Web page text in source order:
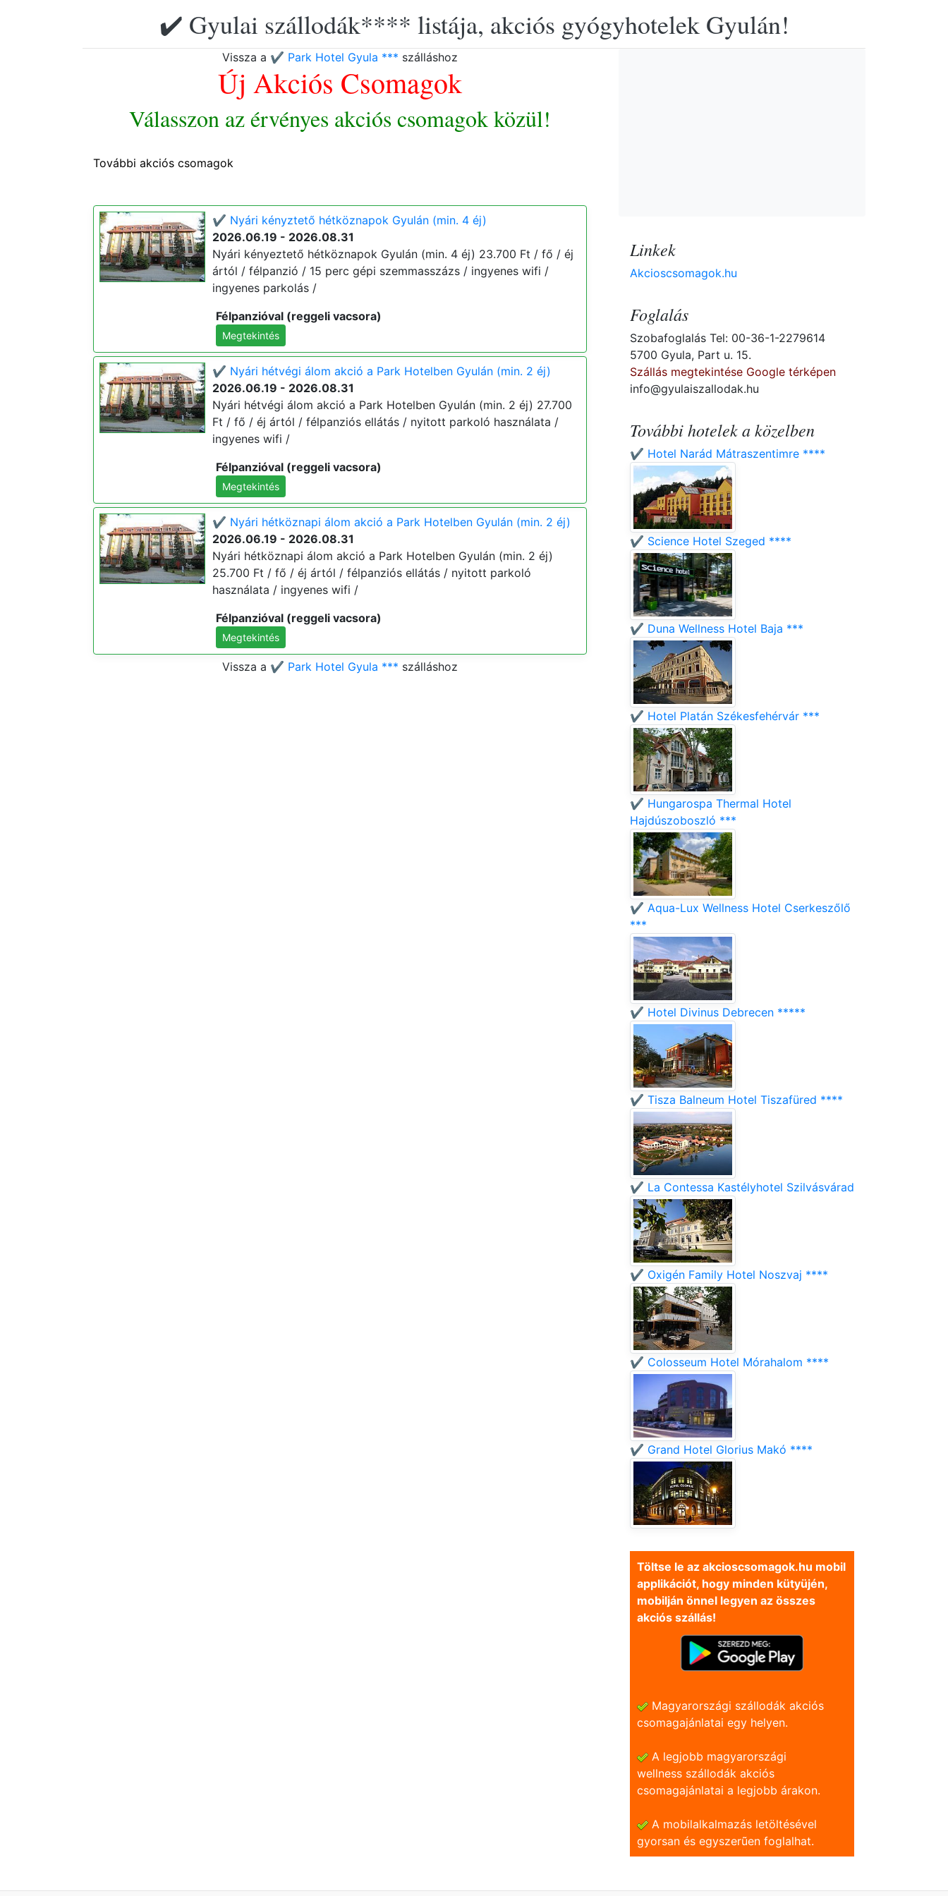
✔️ Gyulai szállodák**** listája, akciós gyógyhotelek Gyulán!
Vissza a ✔️ Park Hotel Gyula *** szálláshoz
Új Akciós Csomagok
Válasszon az érvényes akciós csomagok közül!
További akciós csomagok
✔️ Nyári kényztető hétköznapok Gyulán (min. 4 éj)
2026.06.19 - 2026.08.31
Nyári kényeztető hétköznapok Gyulán (min. 4 éj) 23.700 Ft / fő / éj
ártól / félpanzió / 15 perc gépi szemmasszázs / ingyenes wifi /
ingyenes parkolás /
Félpanzióval (reggeli vacsora)
Megtekintés
✔️ Nyári hétvégi álom akció a Park Hotelben Gyulán (min. 2 éj)
2026.06.19 - 2026.08.31
Nyári hétvégi álom akció a Park Hotelben Gyulán (min. 2 éj) 27.700
Ft / fő / éj ártól / félpanziós ellátás / nyitott parkoló használata /
ingyenes wifi /
Félpanzióval (reggeli vacsora)
Megtekintés
✔️ Nyári hétköznapi álom akció a Park Hotelben Gyulán (min. 2 éj)
2026.06.19 - 2026.08.31
Nyári hétköznapi álom akció a Park Hotelben Gyulán (min. 2 éj)
25.700 Ft / fő / éj ártól / félpanziós ellátás / nyitott parkoló
használata / ingyenes wifi /
Félpanzióval (reggeli vacsora)
Megtekintés
Vissza a ✔️ Park Hotel Gyula *** szálláshoz
Linkek
Akcioscsomagok.hu
Foglalás
Szobafoglalás Tel: 00-36-1-2279614
5700 Gyula, Part u. 15.
Szállás megtekintése Google térképen
info@gyulaiszallodak.hu
További hotelek a közelben
✔️ Hotel Narád Mátraszentimre ****
✔️ Science Hotel Szeged ****
✔️ Duna Wellness Hotel Baja ***
✔️ Hotel Platán Székesfehérvár ***
✔️ Hungarospa Thermal Hotel
Hajdúszoboszló ***
✔️ Aqua-Lux Wellness Hotel Cserkeszőlő
***
✔️ Hotel Divinus Debrecen *****
✔️ Tisza Balneum Hotel Tiszafüred ****
✔️ La Contessa Kastélyhotel Szilvásvárad
✔️ Oxigén Family Hotel Noszvaj ****
✔️ Colosseum Hotel Mórahalom ****
✔️ Grand Hotel Glorius Makó ****
Töltse le az akcioscsomagok.hu mobil
applikációt, hogy minden kütyüjén,
mobilján önnel legyen az összes
akciós szállás!
Magyarországi szállodák akciós
csomagajánlatai egy helyen.
A legjobb magyarországi
wellness szállodák akciós
csomagajánlatai a legjobb árakon.
A mobilalkalmazás letöltésével
gyorsan és egyszerũen foglalhat.